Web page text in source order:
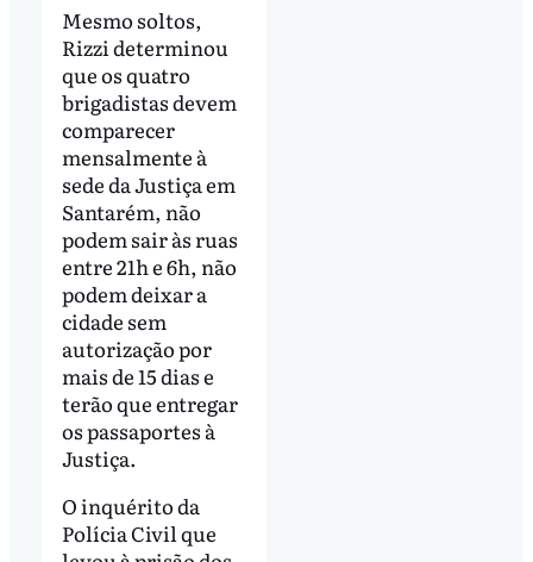
Mesmo soltos,
Rizzi determinou
que os quatro
brigadistas devem
comparecer
mensalmente à
sede da Justiça em
Santarém, não
podem sair às ruas
entre 21h e 6h, não
podem deixar a
cidade sem
autorização por
mais de 15 dias e
terão que entregar
os passaportes à
Justiça.
O inquérito da
Polícia Civil que